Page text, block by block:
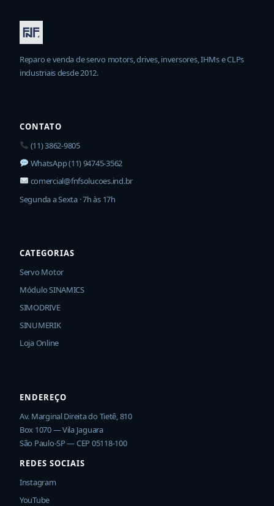
Reparo e venda de servo motors, drives, inversores, IHMs e CLPs
industriais desde 2012.
CONTATO
(11) 3862-9805
WhatsApp (11) 94745-3562
comercial@fnfsolucoes.ind.br
Segunda a Sexta · 7h às 17h
CATEGORIAS
Servo Motor
Módulo SINAMICS
SIMODRIVE
SINUMERIK
Loja Online
ENDEREÇO
Av. Marginal Direita do Tietê, 810
Box 1070 — Vila Jaguara
São Paulo-SP — CEP 05118-100
REDES SOCIAIS
Instagram
YouTube